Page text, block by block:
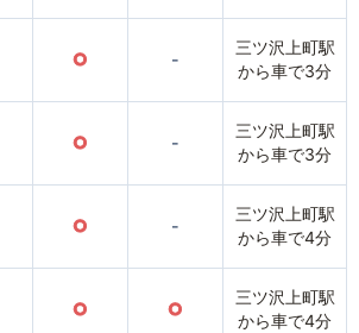
○ -
三ツ沢上町駅
から車で3分
○ -
三ツ沢上町駅
から車で3分
○ -
三ツ沢上町駅
から車で4分
○ ○
三ツ沢上町駅
から車で4分